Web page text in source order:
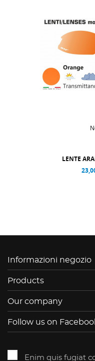
LENTE
Informazioni negozio
Products
Our company
Follow us on
Enim quis fugiat